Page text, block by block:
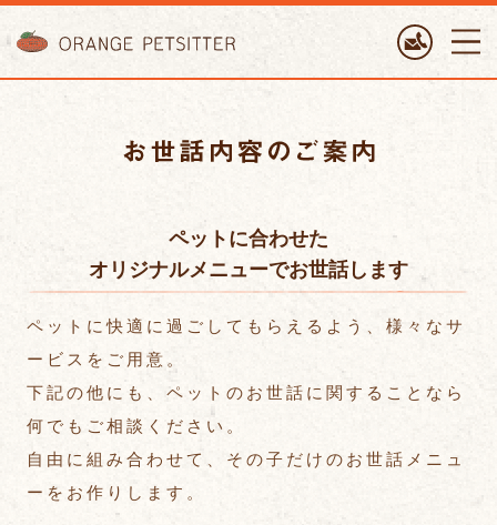
ペットに合わせた
オリジナルメニューでお世話します
ペットに快適に過ごしてもらえるよう、様々なサ
ービスをご用意。
下記の他にも、ペットのお世話に関することなら
何でもご相談ください。
自由に組み合わせて、その子だけのお世話メニュ
ーをお作りします。